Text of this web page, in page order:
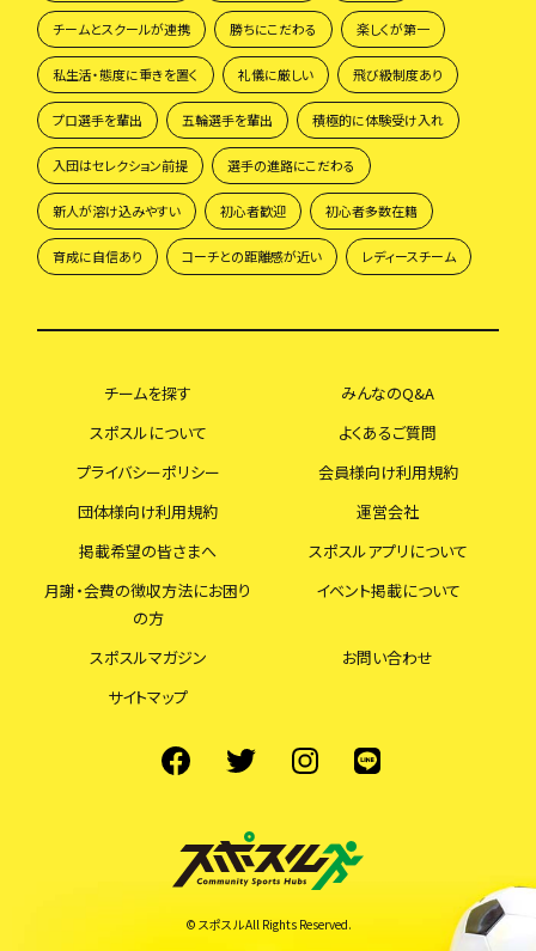
チームとスクールが連携 勝ちにこだわる 楽しくが第一
私生活・態度に重きを置く 礼儀に厳しい 飛び級制度あり
プロ選手を輩出 五輪選手を輩出 積極的に体験受け入れ
入団はセレクション前提 選手の進路にこだわる
新人が溶け込みやすい 初心者歓迎 初心者多数在籍
育成に自信あり コーチとの距離感が近い レディースチーム
© スポスル All Rights Reserved.
チームを探す
みんなのQ&A
スポスルについて
よくあるご質問
プライバシーポリシー
会員様向け利用規約
団体様向け利用規約
運営会社
掲載希望の皆さまへ
スポスルアプリについて
月謝・会費の徴収方法にお困り
の方
イベント掲載について
スポスルマガジン
お問い合わせ
サイトマップ